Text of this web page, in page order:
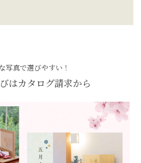
写真で選びやすい！
はカタログ請求から